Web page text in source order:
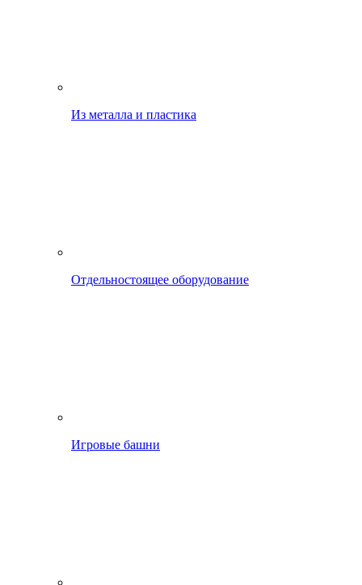
Из металла и пластика
Отдельностоящее оборудование
Игровые башни